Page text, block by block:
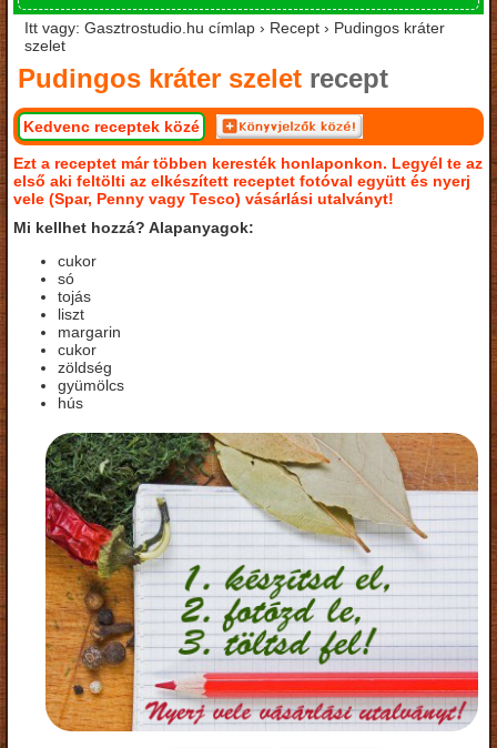
Itt vagy: Gasztrostudio.hu címlap › Recept › Pudingos kráter
szelet
Pudingos kráter szelet recept
Kedvenc receptek közé
Ezt a receptet már többen keresték honlaponkon. Legyél te az
első aki feltölti az elkészített receptet fotóval együtt és nyerj
vele (Spar, Penny vagy Tesco) vásárlási utalványt!
Mi kellhet hozzá? Alapanyagok:
cukor
só
tojás
liszt
margarin
cukor
zöldség
gyümölcs
hús